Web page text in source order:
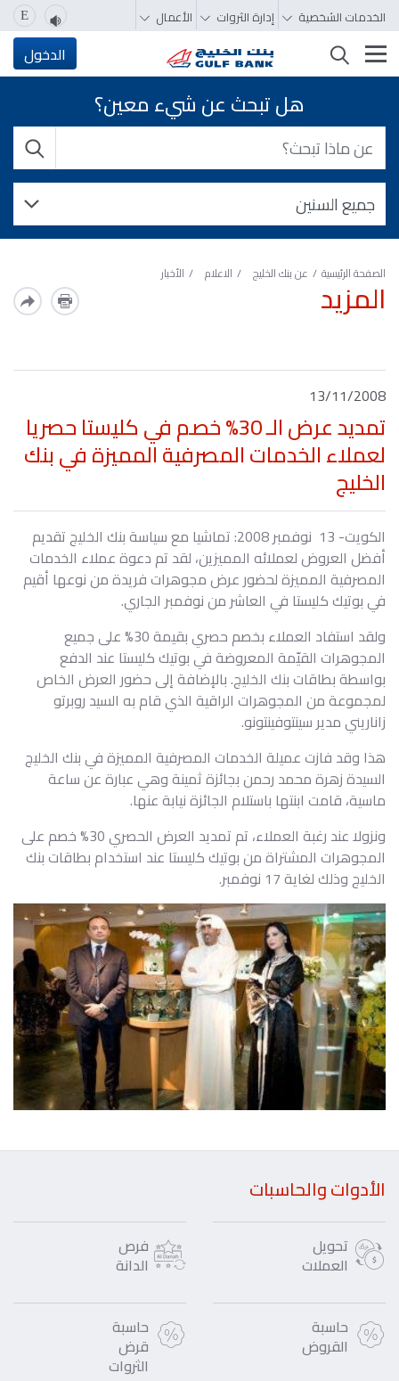
الخدمات الشخصية إدارة الثروات الأعمال E
تغيير التصفّح الدخول
هل تبحث عن شيء معين؟
الصفحة الرئيسية عن بنك الخليج الاعلام الأخبار
المزيد
13/11/2008
تمديد عرض الـ 30% خصم في كليستا حصريا
لعملاء الخدمات المصرفية المميزة في بنك
الخليج
الكويت- 13 نوفمبر 2008: تماشيا مع سياسة بنك الخليج تقديم
أفضل العروض لعملائه المميزين، لقد تم دعوة عملاء الخدمات
المصرفية المميزة لحضور عرض مجوهرات فريدة من نوعها أقيم
في بوتيك كليستا في العاشر من نوفمبر الجاري.
ولقد استفاد العملاء بخصم حصري بقيمة 30% على جميع
المجوهرات القيّمة المعروضة في بوتيك كليستا عند الدفع
بواسطة بطاقات بنك الخليج. بالإضافة إلى حضور العرض الخاص
لمجموعة من المجوهرات الراقية الذي قام به السيد روبرتو
زاناريني مدير سينتوفينتونو.
هذا وقد فازت عميلة الخدمات المصرفية المميزة في بنك الخليج
السيدة زهرة محمد رحمن بجائزة ثمينة وهي عبارة عن ساعة
ماسية، قامت ابنتها باستلام الجائزة نيابة عنها.
ونزولا عند رغبة العملاء، تم تمديد العرض الحصري 30% خصم على
المجوهرات المشتراة من بوتيك كليستا عند استخدام بطاقات بنك
الخليج وذلك لغاية 17 نوفمبر.
الأدوات والحاسبات
تحويل
العملات
فرص
الدانة
حاسبة
القروض
حاسبة
قرض
الثروات